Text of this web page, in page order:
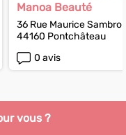
Manoa Beauté
36 Rue Maurice
44160 Pontchâteau
0 avis
vous ?